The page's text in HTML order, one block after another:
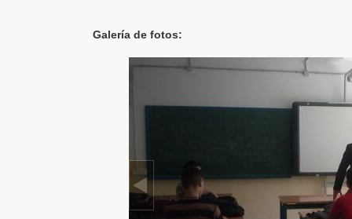
Galería de fotos: